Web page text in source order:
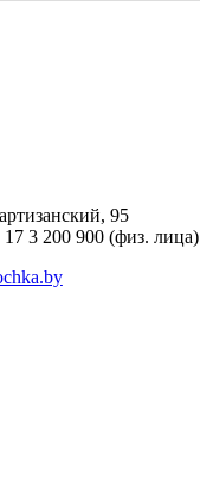
95
17 3 200 900 (физ. лица)